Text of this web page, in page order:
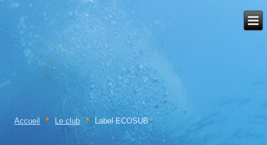
Accueil Le club Label ECOSUB